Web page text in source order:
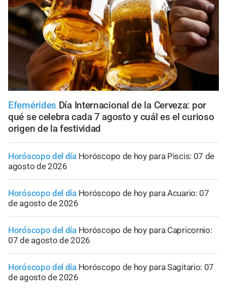
Efemérides Día Internacional de la Cerveza: por
qué se celebra cada 7 agosto y cuál es el curioso
origen de la festividad
Horóscopo del día Horóscopo de hoy para Piscis: 07 de
agosto de 2026
Horóscopo del día Horóscopo de hoy para Acuario: 07
de agosto de 2026
Horóscopo del día Horóscopo de hoy para Capricornio:
07 de agosto de 2026
Horóscopo del día Horóscopo de hoy para Sagitario: 07
de agosto de 2026